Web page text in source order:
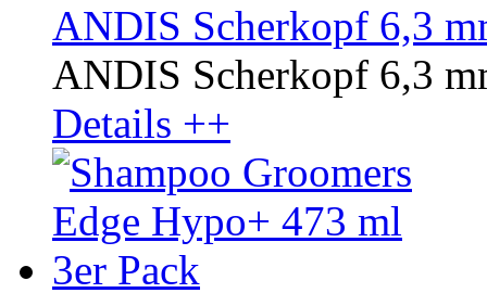
ANDIS Scherkopf 6,3
ANDIS Scherkopf 6,3
Details ++